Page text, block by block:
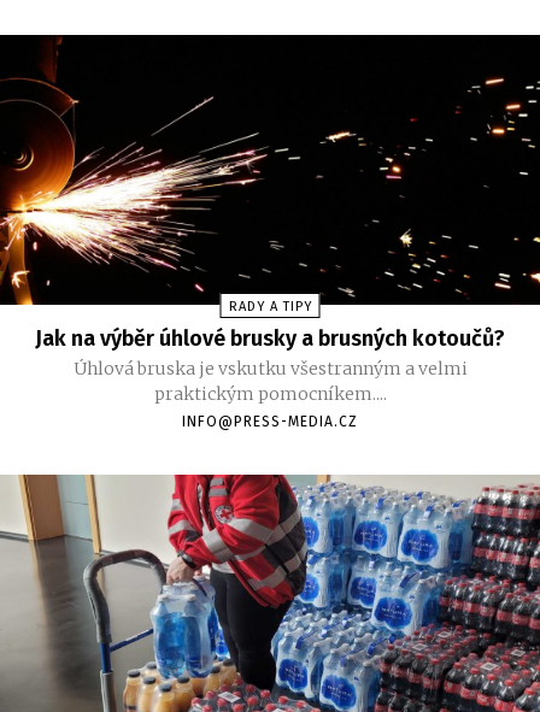
RADY A TIPY
Jak na výběr úhlové brusky a brusných kotoučů?
Úhlová bruska je vskutku všestranným a velmi
praktickým pomocníkem....
INFO@PRESS-MEDIA.CZ